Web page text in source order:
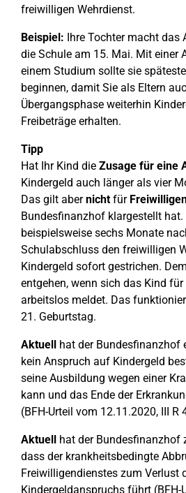
freiwilligen Wehrdienst.
Beispiel: Ihre Tochter macht das
die Schule am 15. Mai. Mit einer
einem Studium sollte sie
beginnen, damit Sie als Eltern
Übergangsphase weiterhin
Freibeträge erhalten.
Tipp
Hat Ihr Kind die Zusage für eine
Kindergeld auch länger als vier
Das gilt abernichtfür
Bundesfinanzhof klargestellt hat.
beispielsweise sechs Monate
Schulabschluss den freiwilligen
Kindergeld sofort gestrichen.
entgehen, wenn sich das Kind
arbeitslos meldet. Das
21. Geburtstag.
Aktuell hat der Bundesfinanzhof
kein Anspruch auf Kindergeld
seine Ausbildung wegen einer
kann und das Ende der
(BFH-Urteil vom 12.11.2020, III R
Aktuell hat der Bundesfinanzhof
dass der krankheitsbedingte
Freiwilligendienstes zum Verlust
Kindergeldanspruchs führt (BFH-